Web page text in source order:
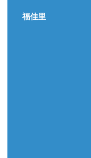
福佳里